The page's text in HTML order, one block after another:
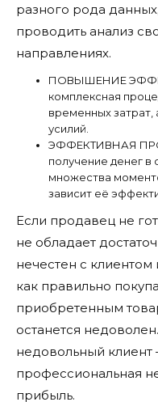
разного рода
проводить анализ
направлениях.
ПОВЫШЕНИЕ
комплексная
временных затрат,
усилий.
ЭФФЕКТИВНАЯ
получение денег в
множества
зависит её
Если продавец не
не обладает
нечестен с
как правильно
приобретенным
останется
недовольный клиент
профессиональная
прибыль.